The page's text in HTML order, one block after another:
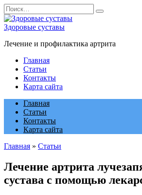
Перейти
к
содержанию
Search
for:
Здоровые суставы
Лечение и профилактика артрита
Главная
Статьи
Контакты
Карта сайта
Главная
Статьи
Контакты
Карта сайта
Главная » Статьи
Лечение артрита
сустава с помощью